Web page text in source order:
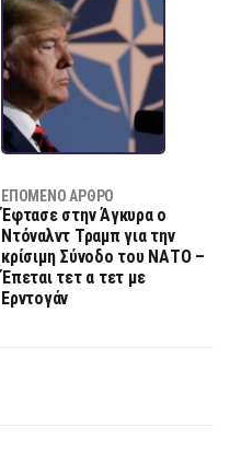
ΕΠΌΜΕΝΟ ΆΡΘΡΟ
Έφτασε στην Άγκυρα ο
Ντόναλντ Τραμπ για την
κρίσιμη Σύνοδο του ΝΑΤΟ –
Έπεται τετ α τετ με
Ερντογάν